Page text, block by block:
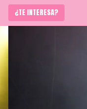
¿TE INTERESA?